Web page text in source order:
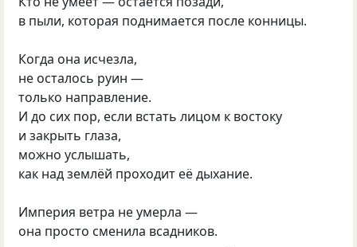
в пыли, которая поднимается после конницы.
Когда она исчезла,
не осталось руин —
только направление.
И до сих пор, если встать лицом к востоку
и закрыть глаза,
можно услышать,
как над землёй проходит её дыхание.
Империя ветра не умерла —
она просто сменила всадников.